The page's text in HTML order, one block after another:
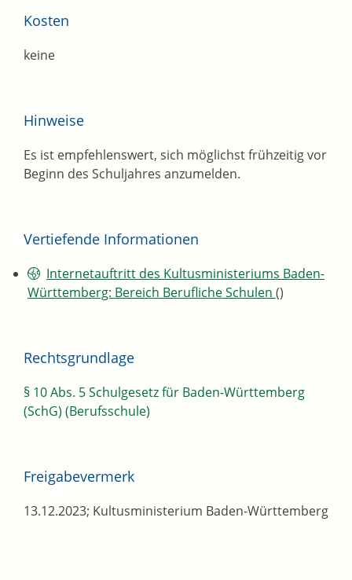
Kosten
keine
Hinweise
Es ist empfehlenswert, sich möglichst frühzeitig vor
Beginn des Schuljahres anzumelden.
Vertiefende Informationen
Internetauftritt des Kultusministeriums Baden-
Württemberg: Bereich Berufliche Schulen ()
Rechtsgrundlage
§ 10 Abs. 5 Schulgesetz für Baden-Württemberg
(SchG) (Berufsschule)
Freigabevermerk
13.12.2023; Kultusministerium Baden-Württemberg